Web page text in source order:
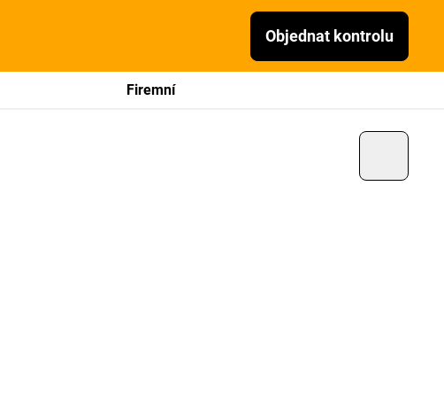
Objednat kontrolu
Firemní